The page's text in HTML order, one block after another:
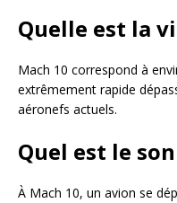
Quelle est la
Mach 10 correspond à
extrêmement rapide
aéronefs actuels.
Quel est le
À Mach 10, un avion se